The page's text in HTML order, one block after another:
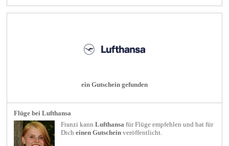
ein Gutschein gefunden
Flüge bei Lufthansa
Franzi kannLufthansa fürFlüge empfehlen und hat für
Dicheinen Gutschein veröffentlicht.